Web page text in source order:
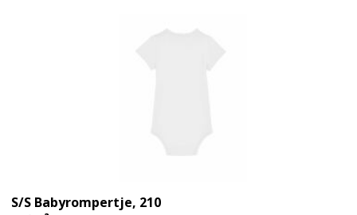
S/S Babyrompertje, 210